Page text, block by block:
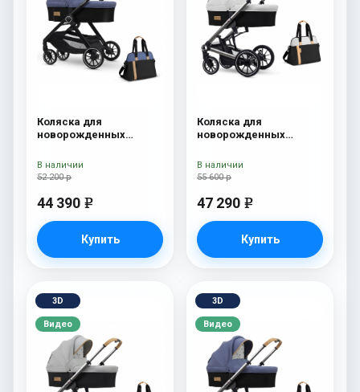
Коляска для
новорожденных
сумка Denim
52 200 р
44 390 e
Купить
В наличии
Коляска для
новорожденных
Sahara
55 600 р
47 290 e
Купить
В наличии
3D
Видео
3D
Видео